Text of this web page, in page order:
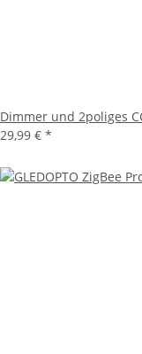
Dimmer und 2poliges
29,99 € *